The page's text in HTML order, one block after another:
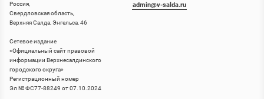
Россия,
Свердловская область,
Верхняя Салда, Энгельса, 46
Сетевое издание
«Официальный сайт правовой
информации Верхнесалдинского
городского округа»
Регистрационный номер
Эл № ФС77-88249 от 07.10.2024
admin@v-salda.ru